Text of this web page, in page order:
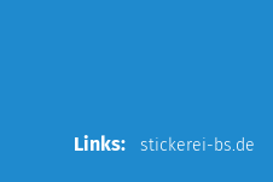
Links: stickerei-bs.de